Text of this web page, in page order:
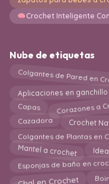
Crochet Inteligente
Nube de etiquetas
Colgantes de Pared en
Aplicaciones en ganchillo
Capas Corazones a
Cazadora Crochet
Colgantes de Plantas en
Mantel a crochet
Esponjas de baño en
Chal en Crochet